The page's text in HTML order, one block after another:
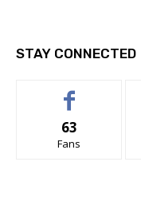
STAY CONNECTED
63
Fans